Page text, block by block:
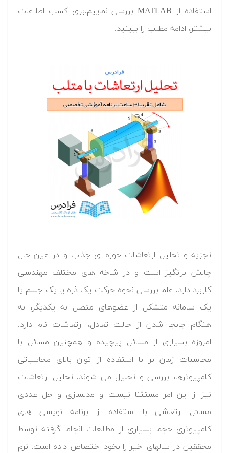
استفاده از MATLAB بررسی نماییم.برای کسب اطلاعات
بیشتر، ادامه مطلب را ببینید.
تجزیه و تحلیل ارتعاشات حوزه ای جذاب و در عین حال
چالش برانگیز است و در شاخه های مختلف مهندسی
کاربرد دارد. علم بررسی نحوه حرکت یک ذره یا یک جسم یا
یک سامانه متشکل از عضوهای متصل به یکدیگر، به
هنگام جابجا شدن از حالت تعادل، ارتعاشات نام دارد.
امروزه بسیاری از مسائل پیچیده و همچنین مسائل با
محاسبات زمان بر با استفاده از توان بالای محاسباتی
کامپیوترها، بررسی و تحلیل می شوند. تحلیل ارتعاشات
نیز از این امر مستثنا نیست و مدلسازی و حل عددی
مسائل ارتعاشی با استفاده از برنامه نویسی های
کامپیوتری حجم بسیاری از مطالعات انجام گرفته توسط
محققین در سالهای اخیر را بخود اختصاص داده است. نرم